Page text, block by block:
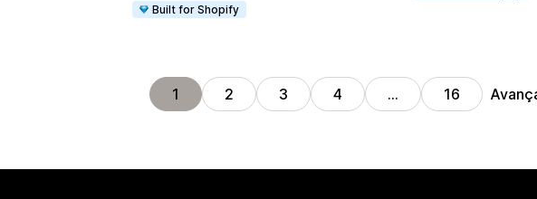
Built for Shopify
1 2 3 4 … 16